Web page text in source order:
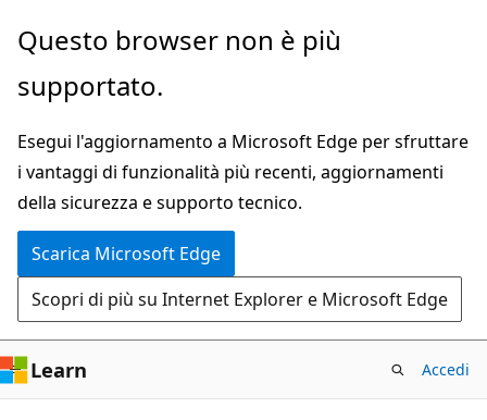
Ignora
passa
contenuto
principale
Questo browser non è più
supportato.
Esegui l'aggiornamento a Microsoft Edge per sfruttare
i vantaggi di funzionalità più recenti, aggiornamenti
della sicurezza e supporto tecnico.
Scarica Microsoft Edge
Scopri di più su Internet Explorer e Microsoft Edge
Learn Accedi